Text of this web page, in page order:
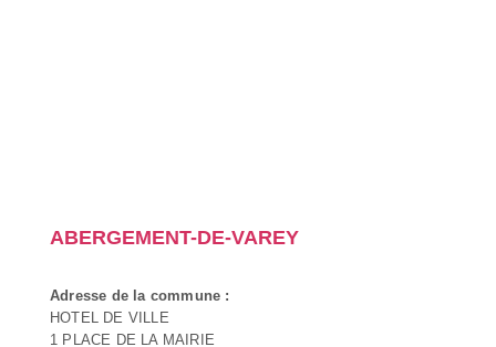
ABERGEMENT-DE-VAREY
Adresse de la commune :
HOTEL DE VILLE
1 PLACE DE LA MAIRIE